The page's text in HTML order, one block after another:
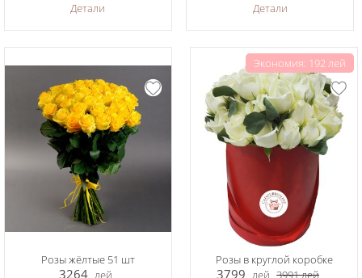
Детали Детали
Розы жёлтые 51 шт
3264 лей
Экономия: 192 лей
Розы в круглой коробке
3799 лей 3991лей